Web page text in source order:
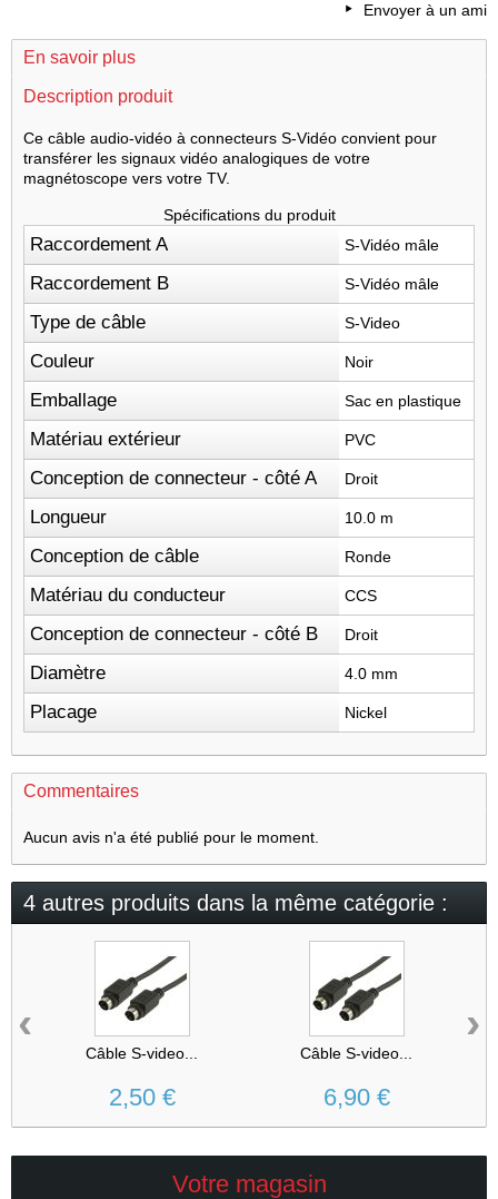
Envoyer à un ami
En savoir plus
Description produit
Ce câble audio-vidéo à connecteurs S-Vidéo convient pour
transférer les signaux vidéo analogiques de votre
magnétoscope vers votre TV.
Spécifications du produit
Raccordement A S-Vidéo mâle
Raccordement B S-Vidéo mâle
Type de câble S-Video
Couleur Noir
Emballage Sac en plastique
Matériau extérieur PVC
Conception de connecteur - côté A Droit
Longueur 10.0 m
Conception de câble Ronde
Matériau du conducteur CCS
Conception de connecteur - côté B Droit
Diamètre 4.0 mm
Placage Nickel
Commentaires
Aucun avis n'a été publié pour le moment.
4 autres produits dans la même catégorie :
Câble S-video...
2,50 €
Câble S-video...
6,90 €
‹ ›
Votre magasin